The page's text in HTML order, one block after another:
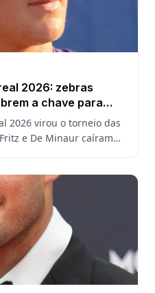
2026: zebras
a chave para
2026 virou o torneio das
e De Minaur caíram